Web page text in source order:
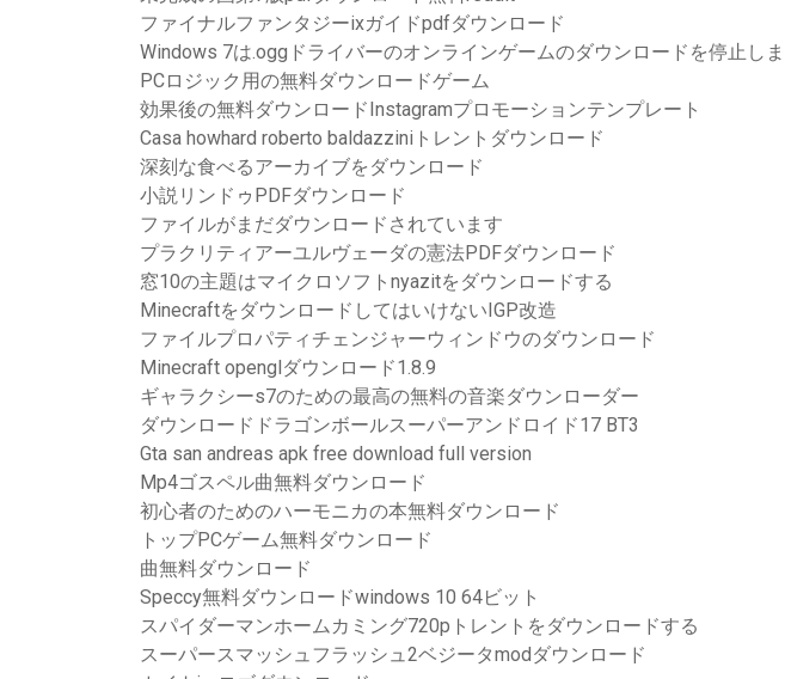
ファイナルファンタジーixガイドpdfダウンロード
Windows 7は.oggドライバーのオンラインゲームのダウンロードを停止し
PCロジック用の無料ダウンロードゲーム
効果後の無料ダウンロードInstagramプロモーションテンプレート
Casa howhard roberto baldazziniトレントダウンロード
深刻な食べるアーカイブをダウンロード
小説リンドゥPDFダウンロード
ファイルがまだダウンロードされています
プラクリティアーユルヴェーダの憲法PDFダウンロード
窓10の主題はマイクロソフトnyazitをダウンロードする
MinecraftをダウンロードしてはいけないIGP改造
ファイルプロパティチェンジャーウィンドウのダウンロード
Minecraft openglダウンロード1.8.9
ギャラクシーs7のための最高の無料の音楽ダウンローダー
ダウンロードドラゴンボールスーパーアンドロイド17 BT3
Gta san andreas apk free download full version
Mp4ゴスペル曲無料ダウンロード
初心者のためのハーモニカの本無料ダウンロード
トップPCゲーム無料ダウンロード
曲無料ダウンロード
Speccy無料ダウンロードwindows 10 64ビット
スパイダーマンホームカミング720pトレントをダウンロードする
スーパースマッシュフラッシュ2ベジータmodダウンロード